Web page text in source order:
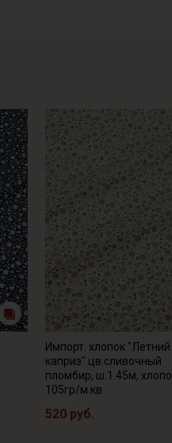
Импорт. хлопок "Летний
каприз" цв.сливочный
пломбир, ш.1.45м,
105гр/м.кв
520 руб.